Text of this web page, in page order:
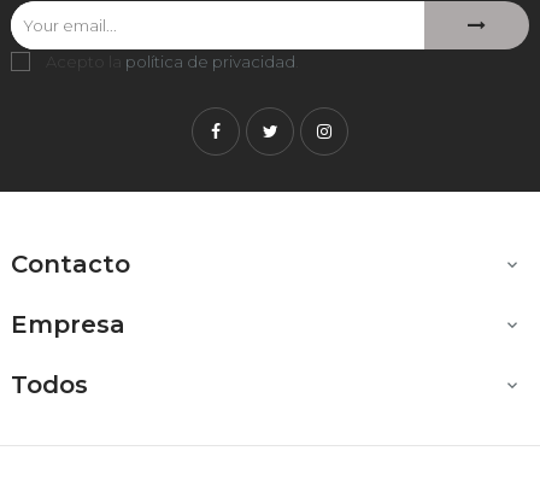
Acepto la política de privacidad
FacebookTwitterInstagram
Contacto 
Empresa 
Todos 